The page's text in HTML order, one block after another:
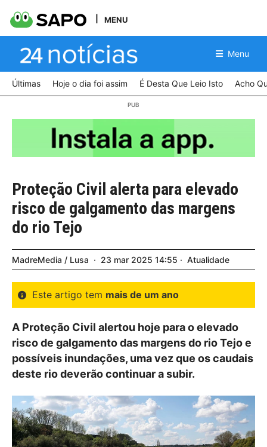
MENU
Menu
Últimas Hoje o dia foi assim É Desta Que Leio Isto Acho
Proteção Civil alerta para elevado
risco de galgamento das margens
do rio Tejo
MadreMedia / Lusa 23 mar 2025 14:55 Atualidade
Este artigo tem mais de um ano
A Proteção Civil alertou hoje para o elevado
risco de galgamento das margens do rio Tejo e
possíveis inundações, uma vez que os caudais
deste rio deverão continuar a subir.